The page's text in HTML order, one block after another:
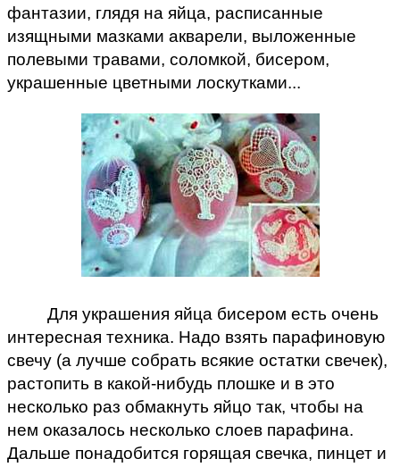
фантазии, глядя на яйца, расписанные
изящными мазками акварели, выложенные
полевыми травами, соломкой, бисером,
украшенные цветными лоскутками...
Для украшения яйца бисером есть очень
интересная техника. Надо взять парафиновую
свечу (а лучше собрать всякие остатки свечек),
растопить в какой-нибудь плошке и в это
несколько раз обмакнуть яйцо так, чтобы на
нем оказалось несколько слоев парафина.
Дальше понадобится горящая свечка, пинцет и